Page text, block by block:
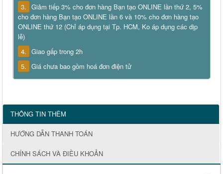
3. Giảm tiếp 3% cho đơn hàng Bạn tạo ONLINE lần thứ 2, 5%
cho đơn hàng Bạn tạo ONLINE lần 6 và 10% cho đơn hàng tạo
ONLINE thứ 12 (Chỉ áp dụng tại Tp. HCM, Ko áp dụng các dịp
lễ)
4. Giao gấp trong 2h
5. Giá chưa bao gồm hoá đơn điện tử
THÔNG TIN THÊM
HƯỚNG DẪN THANH TOÁN
CHÍNH SÁCH VÀ ĐIỀU KHOẢN